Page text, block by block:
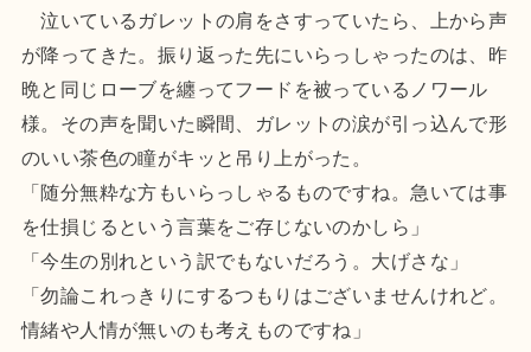
泣いているガレットの肩をさすっていたら、上から声
が降ってきた。振り返った先にいらっしゃったのは、昨
晩と同じローブを纏ってフードを被っているノワール
様。その声を聞いた瞬間、ガレットの涙が引っ込んで形
のいい茶色の瞳がキッと吊り上がった。
「随分無粋な方もいらっしゃるものですね。急いては事
を仕損じるという言葉をご存じないのかしら」
「今生の別れという訳でもないだろう。大げさな」
「勿論これっきりにするつもりはございませんけれど。
情緒や人情が無いのも考えものですね」